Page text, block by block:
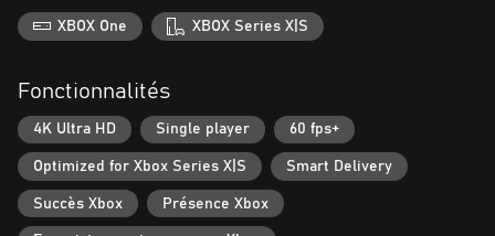
XBOX One XBOX Series X|S
Fonctionnalités
4K Ultra HD Single player 60 fps+
Optimized for Xbox Series X|S Smart Delivery
Succès Xbox Présence Xbox